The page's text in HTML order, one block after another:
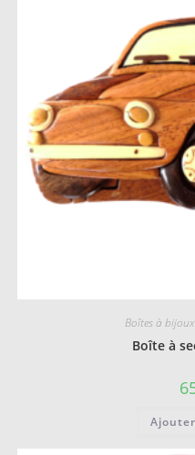
Boîtes à bijoux
Boîte à